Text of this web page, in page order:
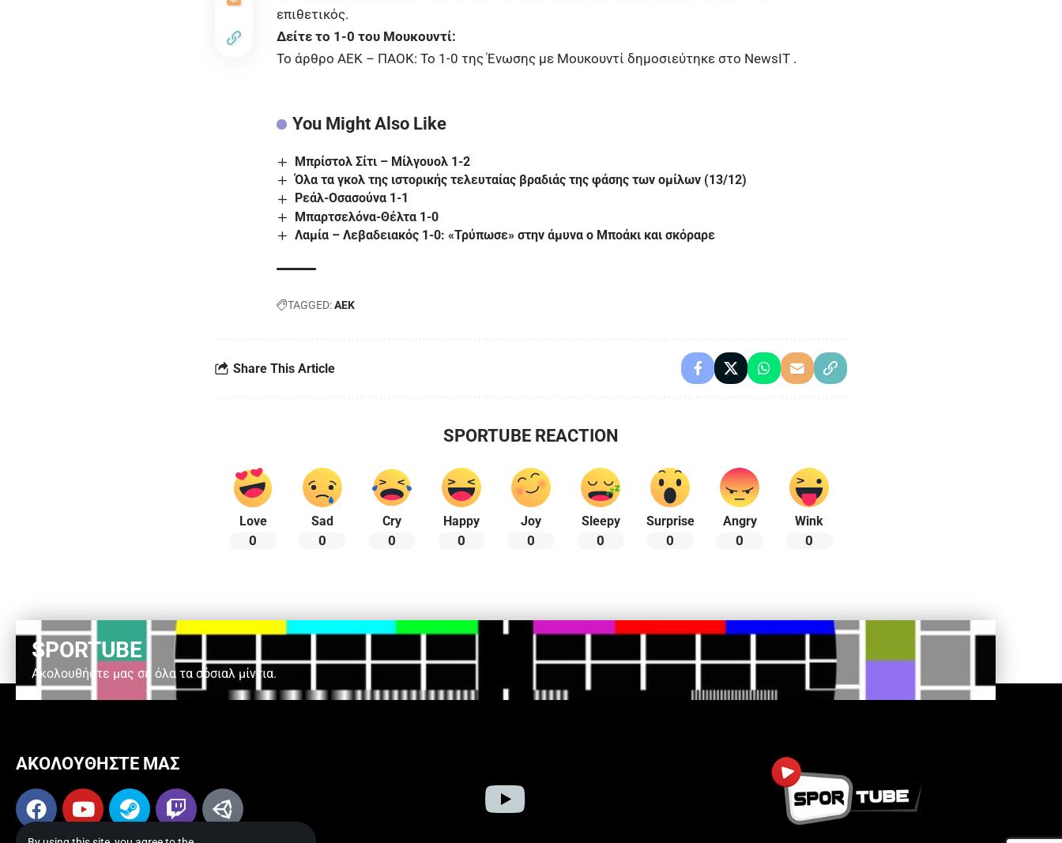
επιθετικός.
Δείτε το 1-0 του Μουκουντί:
To άρθρο ΑΕΚ – ΠΑΟΚ: Το 1-0 της Ένωσης με Μουκουντί δημοσιεύτηκε στο NewsIT .
You Might Also Like
Μπρίστολ Σίτι – Μίλγουολ 1-2
Όλα τα γκολ της ιστορικής τελευταίας βραδιάς της φάσης των ομίλων (13/12)
Ρεάλ-Οσασούνα 1-1
Μπαρτσελόνα-Θέλτα 1-0
Λαμία – Λεβαδειακός 1-0: «Τρύπωσε» στην άμυνα ο Μποάκι και σκόραρε
TAGGED:AEK
Share This Article
SPORTUBE REACTION
Love
0
Sad
0
Cry
0
Happy
0
Joy
0
Sleepy
0
Surprise
0
Angry
0
Wink
0
SPORTUBE
Ακολουθήστε μας σε όλα τα σόσιαλ μίντια.
ΑΚΟΛΟΥΘΗΣΤΕ ΜΑΣ